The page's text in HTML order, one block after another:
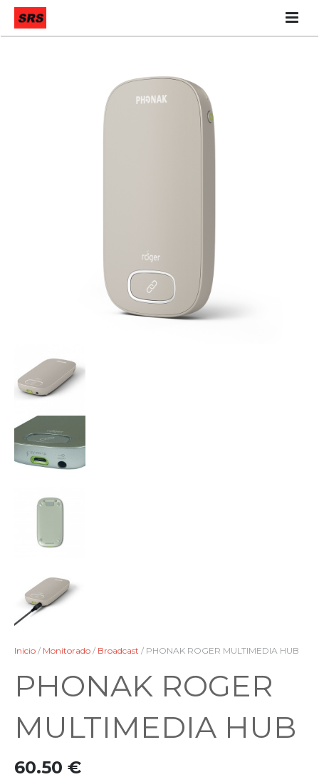
Inicio / Monitorado / Broadcast / PHONAK ROGER MULTIMEDIA HUB
PHONAK ROGER
MULTIMEDIA HUB
60.50 €